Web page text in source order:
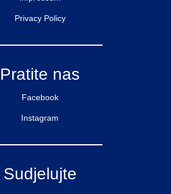
Privacy Policy
Pratite nas
Facebook
Instagram
Sudjelujte